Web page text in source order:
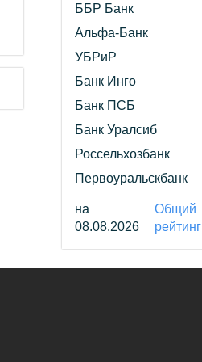
ББР Банк
Альфа-Банк
УБРиР
Банк Инго
Банк ПСБ
Банк Уралсиб
Россельхозбанк
Первоуральскбанк
на
08.08.2026
Общий
рейтинг